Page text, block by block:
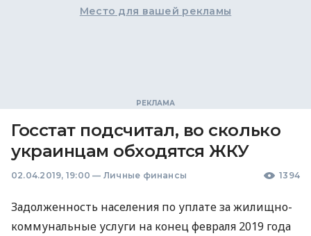
Место для вашей рекламы
Госстат подсчитал, во сколько
украинцам обходятся ЖКУ
02.04.2019, 19:00 — Личные финансы 1394
Задолженность населения по уплате за жилищно-
коммунальные услуги на конец февраля 2019 года